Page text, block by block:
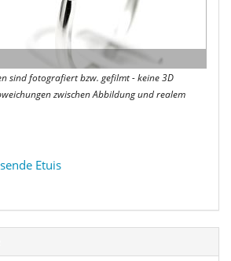
sind fotografiert bzw. gefilmt - keine 3D
zwischen Abbildung und realem
Etuis